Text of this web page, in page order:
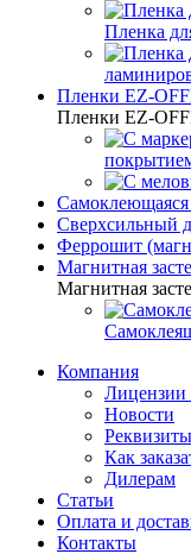
Пленка
Пленки EZ-
Пленки EZ-
Самоклеющаяся
Сверхсильный
Феррошит
Магнитная
Магнитная
Компания
Лицензии
Новости
Реквизиты
Как
Дилерам
Статьи
Оплата и
Контакты